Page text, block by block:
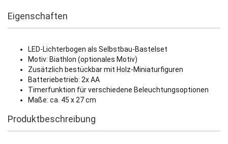
Eigenschaften
LED-Lichterbogen als Selbstbau-Bastelset
Motiv: Biathlon (optionales Motiv)
Zusätzlich bestückbar mit Holz-Miniaturfiguren
Batteriebetrieb: 2x AA
Timerfunktion für verschiedene Beleuchtungsoptionen
Maße: ca. 45 x 27 cm
Produktbeschreibung